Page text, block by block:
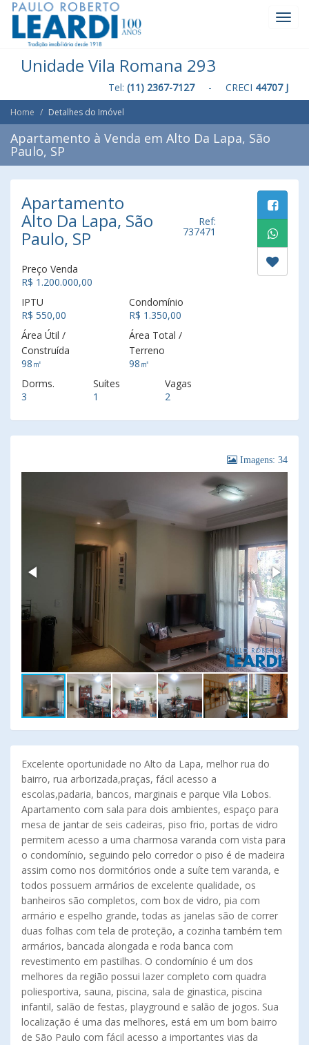
Unidade Vila Romana 293
Tel: (11) 2367-7127- CRECI 44707 J
Home Detalhes do Imóvel
Apartamento à Venda em Alto Da Lapa, São
Paulo, SP
Apartamento
Alto Da Lapa, São
Paulo, SP
Ref:
737471
Preço Venda
R$ 1.200.000,00
IPTU
R$ 550,00
Condomínio
R$ 1.350,00
Área Útil /
Construída
98㎡
Área Total /
Terreno
98㎡
Dorms.
3
Suítes
1
Vagas
2
Imagens: 34
Excelente oportunidade no Alto da Lapa, melhor rua do
bairro, rua arborizada,praças, fácil acesso a
escolas,padaria, bancos, marginais e parque Vila Lobos.
Apartamento com sala para dois ambientes, espaço para
mesa de jantar de seis cadeiras, piso frio, portas de vidro
permitem acesso a uma charmosa varanda com vista para
o condomínio, seguindo pelo corredor o piso é de madeira
assim como nos dormitórios onde a suíte tem varanda, e
todos possuem armários de excelente qualidade, os
banheiros são completos, com box de vidro, pia com
armário e espelho grande, todas as janelas são de correr
duas folhas com tela de proteção, a cozinha também tem
armários, bancada alongada e roda banca com
revestimento em pastilhas. O condomínio é um dos
melhores da região possui lazer completo com quadra
poliesportiva, sauna, piscina, sala de ginastica, piscina
infantil, salão de festas, playground e salão de jogos. Sua
localização é uma das melhores, está em um bom bairro
de São Paulo com fácil acesso a importantes vias da